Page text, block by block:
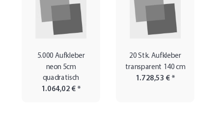
5.000 Aufkleber
neon 5cm
quadratisch
1.064,02 € *
20 Stk. Aufkleber
transparent 140 cm
1.728,53 € *